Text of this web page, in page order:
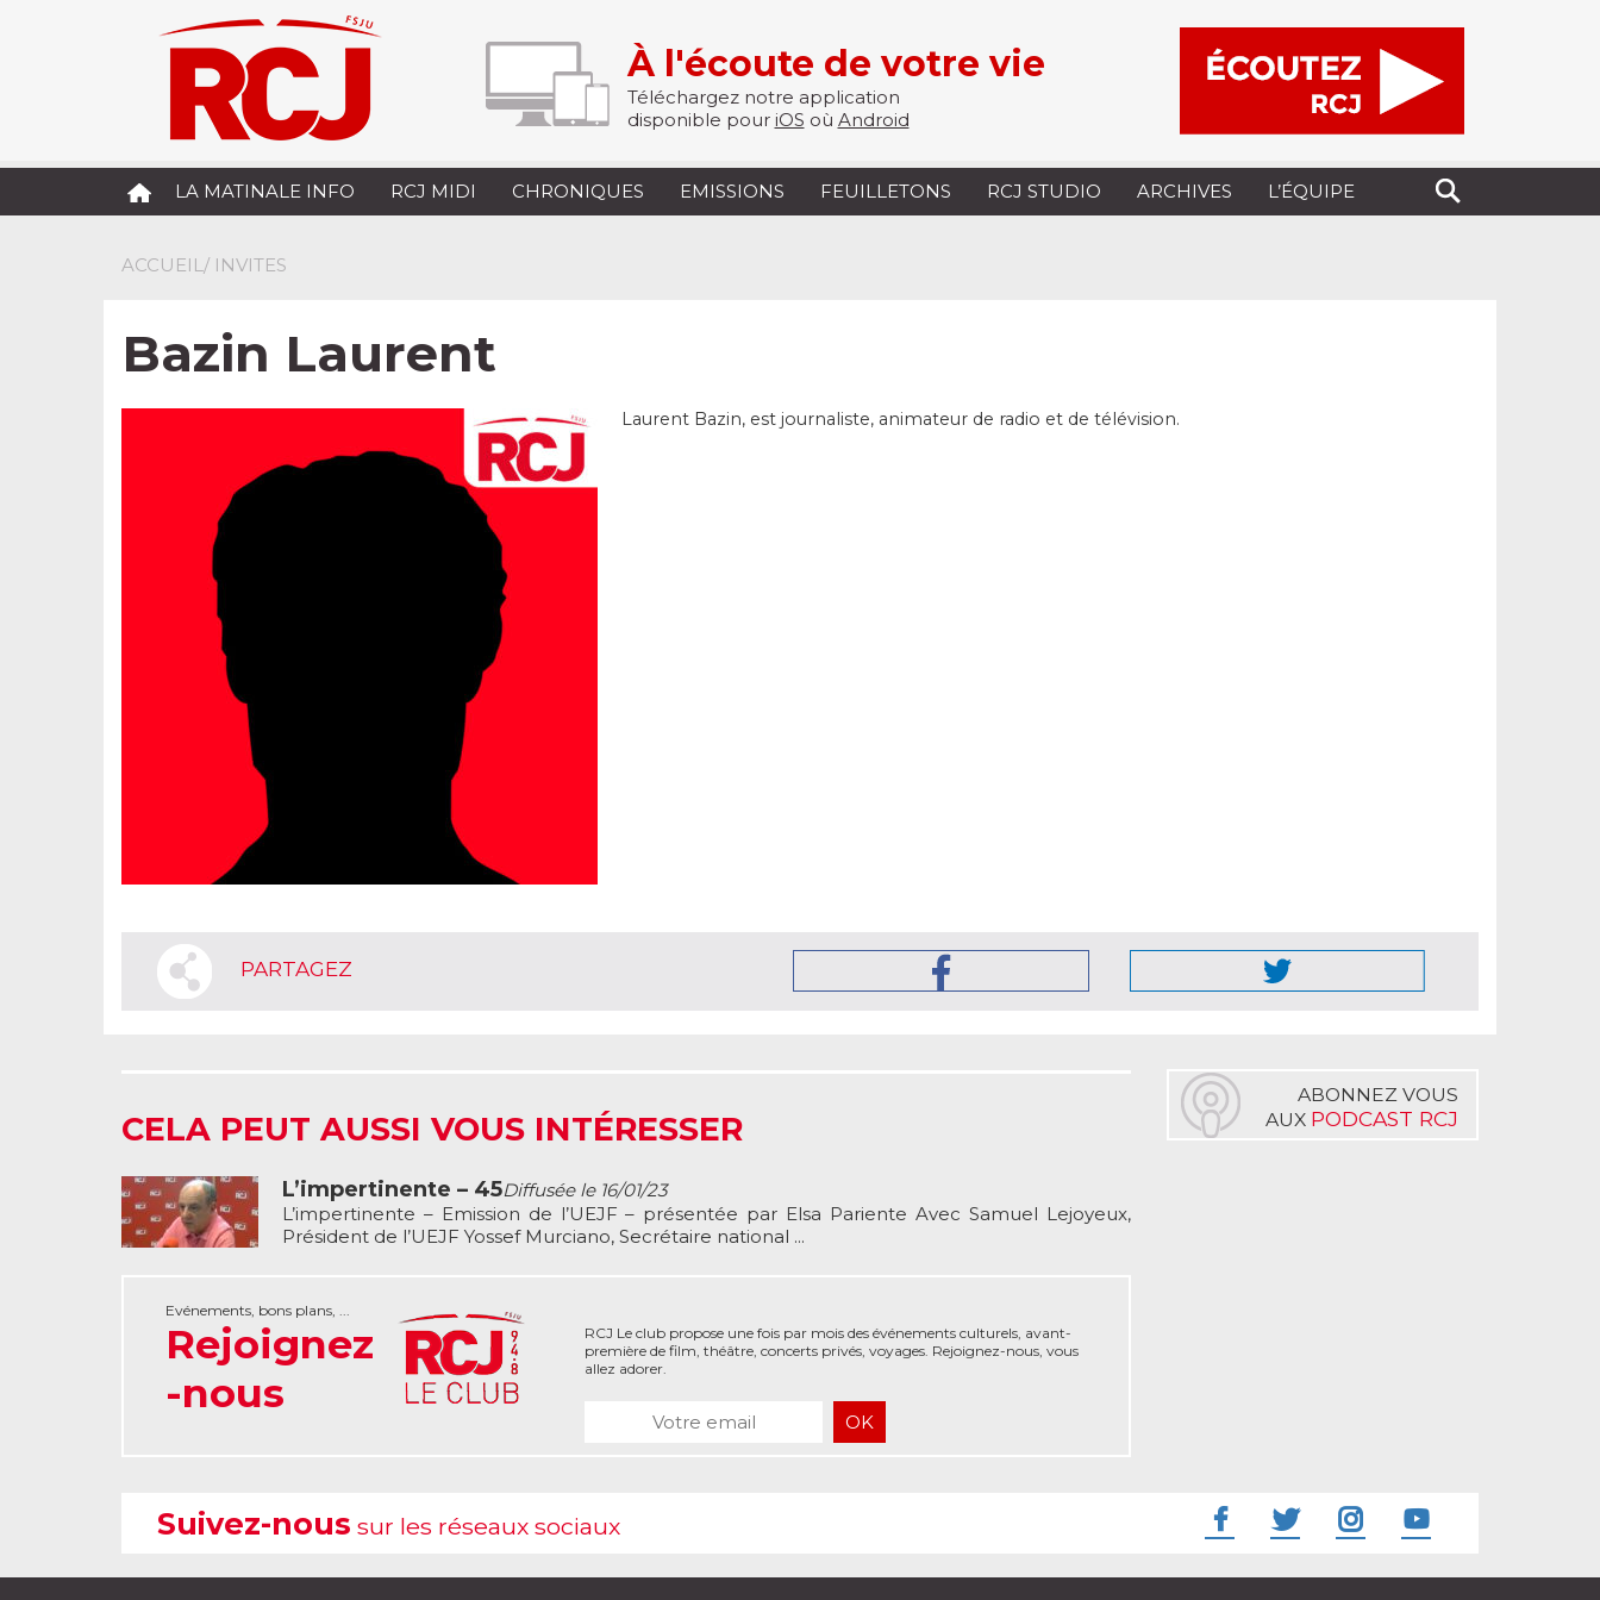
À l'écoute de votre vie
Téléchargez notre application
disponible pour iOS où Android
LA MATINALE INFO RCJ MIDI CHRONIQUES EMISSIONS FEUILLETONS RCJ STUDIO ARCHIVES L’ÉQUIPE
ACCUEIL/ INVITES
Bazin Laurent
Laurent Bazin, est journaliste, animateur de radio et de télévision.
PARTAGEZ
CELA PEUT AUSSI VOUS INTÉRESSER
L’impertinente – 45Diffusée le 16/01/23
L’impertinente – Emission de l’UEJF – présentée par Elsa Pariente Avec Samuel Lejoyeux,
Président de l’UEJF Yossef Murciano, Secrétaire national ...
Evénements, bons plans, ...
Rejoignez
-nous
RCJ Le club propose une fois par mois des événements culturels, avant-
première de film, théâtre, concerts privés, voyages. Rejoignez-nous, vous
allez adorer.
ABONNEZ VOUS
AUX PODCAST RCJ
Suivez-nous sur les réseaux sociaux